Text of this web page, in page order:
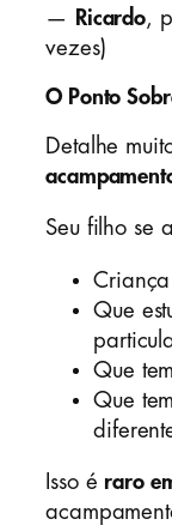
—
Ricardo,
vezes)
O Ponto
Detalhe
Seu filho se
Que
Que
Que
Isso é raro